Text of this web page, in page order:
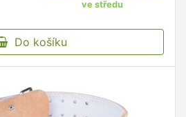
ve středu
Do košíku